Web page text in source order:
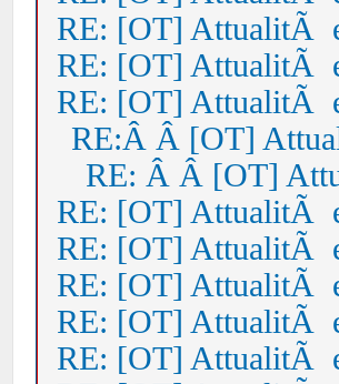
RE: [OT] AttualitÃ
RE: [OT] AttualitÃ
RE: [OT] AttualitÃ
RE:Â Â [OT]
RE: Â Â [OT]
RE: [OT] AttualitÃ
RE: [OT] AttualitÃ
RE: [OT] AttualitÃ
RE: [OT] AttualitÃ
RE: [OT] AttualitÃ